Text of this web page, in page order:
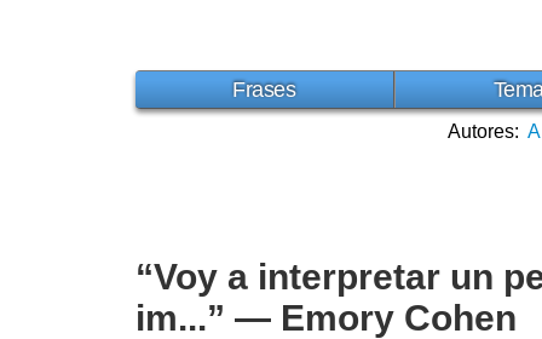
Frases
Autores: A
“Voy a interpretar un
im...” — Emory Cohen